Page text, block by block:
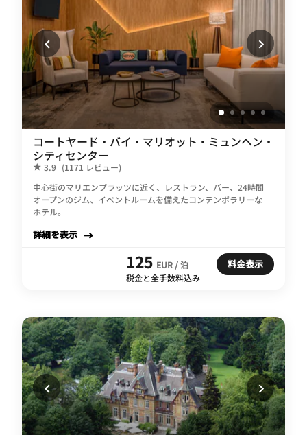
コートヤード・バイ・マリオット・ミュンヘン・
シティセンター
3.9 (1171 レビュー)
中心街のマリエンプラッツに近く、レストラン、バー、24時間
オープンのジム、イベントルームを備えたコンテンポラリーな
ホテル。
詳細を表示
125 EUR / 泊
税金と全手数料込み
料金表示